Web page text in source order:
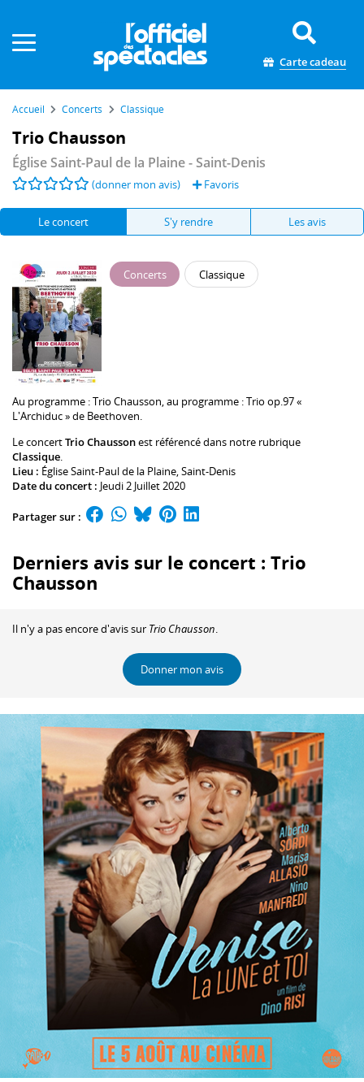
Carte cadeau
Accueil Concerts Classique
Trio Chausson
Église Saint-Paul de la Plaine- Saint-Denis
(donner mon avis) Favoris
Le concert S'y rendre Les avis
Concerts Classique
Au programme :Trio Chausson, au programme : Trio op.97 «
L'Archiduc » de Beethoven.
Le concertTrio Chaussonest référencé dans notre rubrique
Classique.
Lieu : Église Saint-Paul de la Plaine, Saint-Denis
Date du concert : Jeudi 2 Juillet 2020
Partager sur :
Derniers avis sur le concert : Trio
Chausson
Il n'y a pas encore d'avis sur Trio Chausson.
Donner mon avis